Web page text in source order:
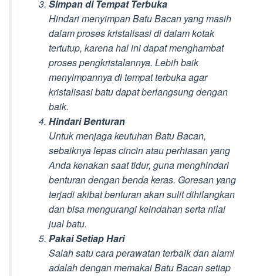
Simpan di Tempat Terbuka
Hindari menyimpan Batu Bacan yang masih
dalam proses kristalisasi di dalam kotak
tertutup, karena hal ini dapat menghambat
proses pengkristalannya. Lebih baik
menyimpannya di tempat terbuka agar
kristalisasi batu dapat berlangsung dengan
baik.
Hindari Benturan
Untuk menjaga keutuhan Batu Bacan,
sebaiknya lepas cincin atau perhiasan yang
Anda kenakan saat tidur, guna menghindari
benturan dengan benda keras. Goresan yang
terjadi akibat benturan akan sulit dihilangkan
dan bisa mengurangi keindahan serta nilai
jual batu.
Pakai Setiap Hari
Salah satu cara perawatan terbaik dan alami
adalah dengan memakai Batu Bacan setiap